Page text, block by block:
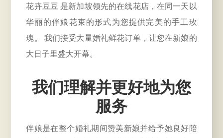
花卉豆豆 是新加坡领先的在线花店，在同一天以
华丽的伴娘花束的形式为您提供完美的手工玫
瑰。 我们接受大量婚礼鲜花订单，让您在新娘的
大日子里盛大开幕。
我们理解并更好地为您
服务
伴娘是在整个婚礼期间赞美新娘并给予她良好陪